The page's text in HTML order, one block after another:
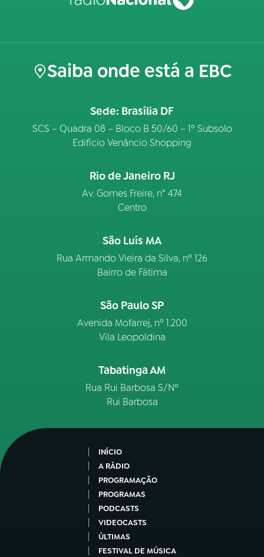
Saiba onde está a EBC
Sede: Brasília DF
SCS – Quadra 08 – Bloco B 50/60 – 1º Subsolo
Edifício Venâncio Shopping
Rio de Janeiro RJ
Av. Gomes Freire, n° 474
Centro
São Luís MA
Rua Armando Vieira da Silva, nº 126
Bairro de Fátima
São Paulo SP
Avenida Mofarrej, nº 1.200
Vila Leopoldina
Tabatinga AM
Rua Rui Barbosa S/Nº
Rui Barbosa
INÍCIO
A RÁDIO
PROGRAMAÇÃO
PROGRAMAS
PODCASTS
VIDEOCASTS
ÚLTIMAS
FESTIVAL DE MÚSICA